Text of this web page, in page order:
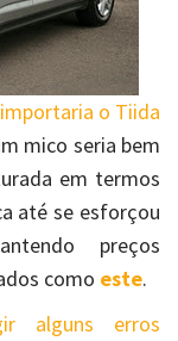
o Tiida
mico seria bem
em termos
até se esforçou
preços
como este.
alguns erros